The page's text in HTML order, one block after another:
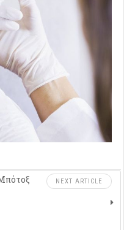
NEXT ARTICLE